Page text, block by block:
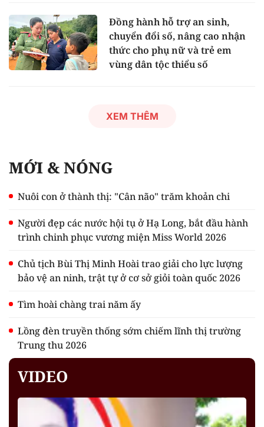
Đồng hành hỗ trợ an sinh,
chuyển đổi số, nâng cao nhận
thức cho phụ nữ và trẻ em
vùng dân tộc thiểu số
XEM THÊM
MỚI & NÓNG
Nuôi con ở thành thị: "Cân não" trăm khoản chi
Người đẹp các nước hội tụ ở Hạ Long, bắt đầu hành
trình chinh phục vương miện Miss World 2026
Chủ tịch Bùi Thị Minh Hoài trao giải cho lực lượng
bảo vệ an ninh, trật tự ở cơ sở giỏi toàn quốc 2026
Tìm hoài chàng trai năm ấy
Lồng đèn truyền thống sớm chiếm lĩnh thị trường
Trung thu 2026
VIDEO